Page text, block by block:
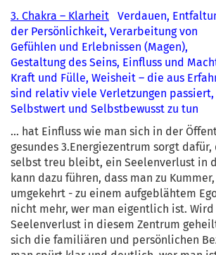
3. Chakra – Klarheit
Verdauen,
der Persönlichkeit, Verarbeitung von
Gefühlen und Erlebnissen (Magen),
Gestaltung des Seins, Einfluss und
Kraft und Fülle, Weisheit – die aus
sind relativ viele Verletzungen
Selbstwert und Selbstbewusst zu tun
... hat Einfluss wie man sich in der
gesundes 3.Energiezentrum sorgt dafür,
selbst treu bleibt, ein Seelenverlust in
kann dazu führen, dass man zu
umgekehrt - zu einem aufgeblähtem
nicht mehr, wer man eigentlich ist.
Seelenverlust in diesem Zentrum
sich die familiären und persönlichen